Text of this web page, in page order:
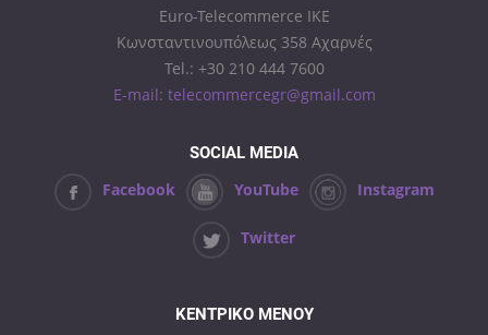
Euro-Telecommerce IKE
Κωνσταντινουπόλεως 358 Αχαρνές
Tel.: +30 210 444 7600
E-mail: telecommercegr@gmail.com
SOCIAL MEDIA
Facebook YouTube Instagram
Twitter
ΚΕΝΤΡΙΚΟ ΜΕΝΟΥ